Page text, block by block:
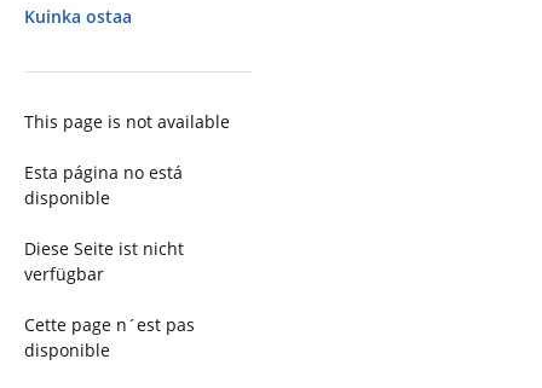
Kuinka ostaa
This page is not available
Esta página no está
disponible
Diese Seite ist nicht
verfügbar
Cette page n´est pas
disponible